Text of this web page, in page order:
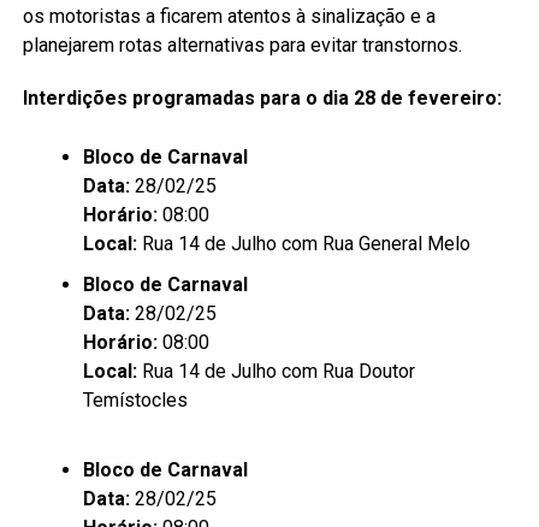
os motoristas a ficarem atentos à sinalização e a
planejarem rotas alternativas para evitar transtornos.
Interdições programadas para o dia 28 de fevereiro:
Bloco de Carnaval
Data:28/02/25
Horário:08:00
Local:Rua 14 de Julho com Rua General Melo
Bloco de Carnaval
Data:28/02/25
Horário:08:00
Local:Rua 14 de Julho com Rua Doutor
Temístocles
Bloco de Carnaval
Data:28/02/25